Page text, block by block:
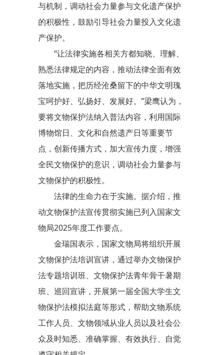
与机制，调动社会力量参与文化遗产保护
的积极性，鼓励引导社会力量投入文化遗
产保护。
“让法律实施各相关方都知晓、理解、
熟悉法律规定的内容，推动法律全面有效
落地实施，把历经沧桑留下的中华文明瑰
宝呵护好、弘扬好、发展好。”梁鹰认为，
要将文物保护法纳入普法内容，利用国际
博物馆日、文化和自然遗产日等重要节
点，创新传播方式，加大宣传力度，增强
全民文物保护的意识，调动社会力量参与
文物保护的积极性。
法律的生命力在于实施。据介绍，推
动文物保护法宣传贯彻实施已列入国家文
物局2025年度工作要点。
金瑞国表示，国家文物局将组织开展
文物保护法培训宣讲，通过举办文物保护
法专题培训班、文物保护法青年骨干暑期
班、巡回宣讲，开展第一届全国大学生文
物保护法模拟法庭等形式，帮助文物系统
工作人员、文物领域从业人员以及社会公
众及时知悉、准确掌握、有效执行、自觉